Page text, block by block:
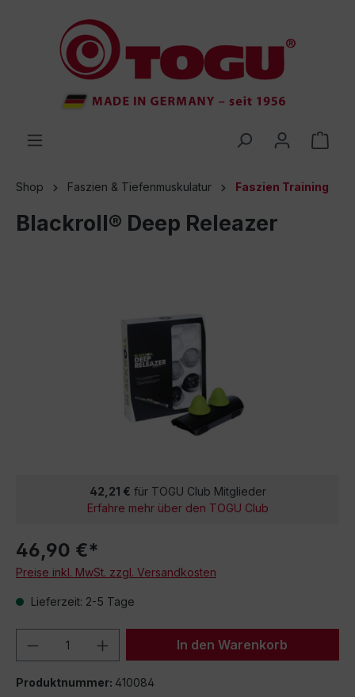
springen
Shop Faszien & Tiefenmuskulatur Faszien Training
Blackroll® Deep Releazer
42,21 € für TOGU Club Mitglieder
Erfahre mehr über den TOGU Club
46,90 €*
Preise inkl. MwSt. zzgl. Versandkosten
Lieferzeit: 2-5 Tage
Produkt Anzahl: Gib denIn den Warenkorb
Produktnummer: 410084